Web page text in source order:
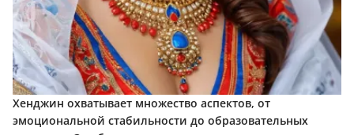
Хенджин охватывает множество аспектов, от
эмоциональной стабильности до образовательных